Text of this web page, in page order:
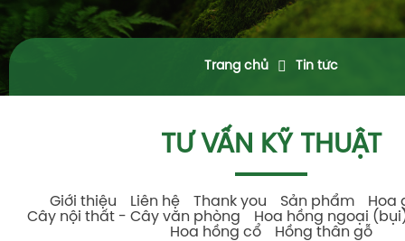
Trang chủ Tin tức
TƯ VẤN KỸ THUẬT
Giới thiệu Liên hệ Thank you Sản phẩm
Hoa
Cây nội thất - Cây văn phòng
Hoa hồng ngoại
Hoa hồng cổ
Hồng thân gỗ